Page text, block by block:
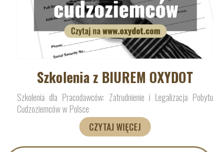
Szkolenia z BIUREM OXYDOT
Szkolenia dla Pracodawców: Zatrudnienie i Legalizacja Pobytu
Cudzoziemców w Polsce
CZYTAJ WIĘCEJ